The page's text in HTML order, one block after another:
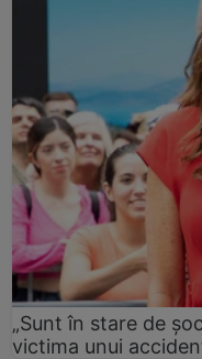
„Sunt în stare de
victima unui